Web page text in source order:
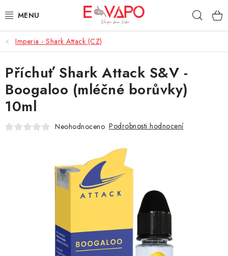
na
3D TISK
TIPY ZA DOBROU CENU
AROMATA A PŘÍCHUTĚ
BÁZE
DÁRKOVÉ VOUCHERY
Imperia - Shark Attack (CZ)
Příchuť Shark Attack S&V -
Boogaloo (mléčné borůvky)
10ml
Neohodnoceno Podrobnosti hodnocení